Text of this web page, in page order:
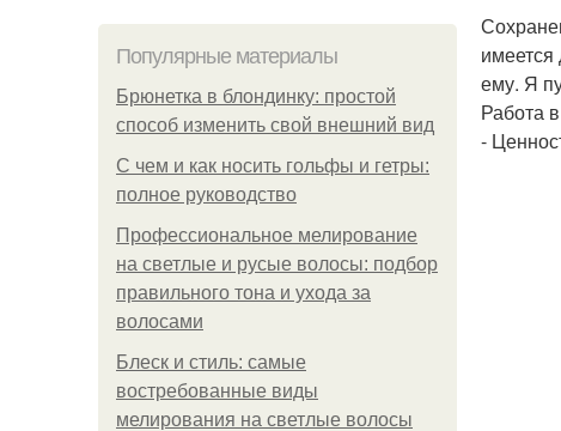
Популярные материалы
Брюнетка в блондинку: простой
способ изменить свой внешний вид
С чем и как носить гольфы и гетры:
полное руководство
Профессиональное мелирование
на светлые и русые волосы: подбор
правильного тона и ухода за
волосами
Блеск и стиль: самые
востребованные виды
мелирования на светлые волосы
ему. Я
Работа
-